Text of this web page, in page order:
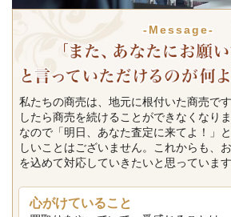
-Message-
私たちの商売は、地元に根付いた商売で
したら商売を続けることができなくなりま
なので「明日、あなた査定に来てよ！」
しいことはございません。これからも、
を込めて対応していきたいと思っています
心がけていること